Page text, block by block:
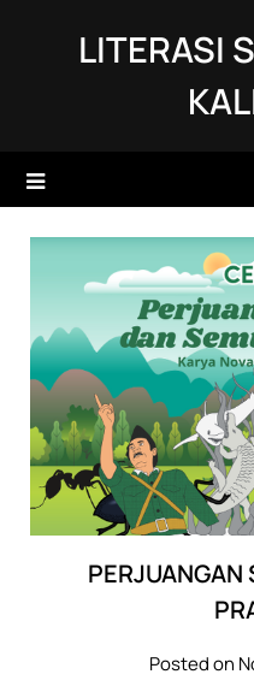
LITERASI
PERJUANGAN
Posted on